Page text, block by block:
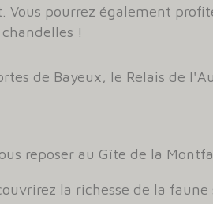
pourrez également
!
de Bayeux, le Relais de
reposer au Gîte de la
la richesse de la